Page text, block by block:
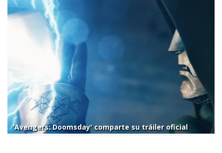
'Avengers: Doomsday' comparte su tráiler oficial